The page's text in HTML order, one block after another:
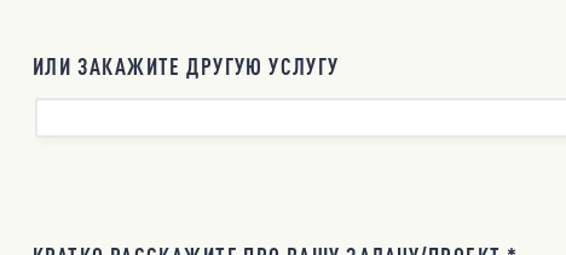
ИЛИ ЗАКАЖИТЕ ДРУГУЮ УСЛУГУ